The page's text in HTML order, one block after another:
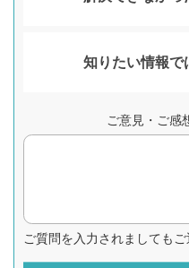
知りたい情報で
ご意見・ご感
ご質問を入力されましても